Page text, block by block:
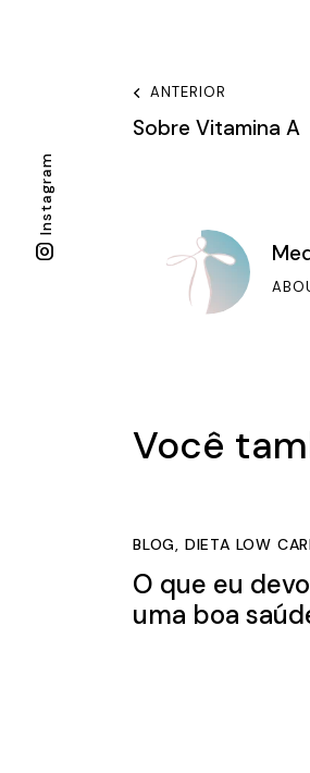
ANTERIOR
Sobre Vitamina A
Você
BLOG, DIETA LOW
O que eu
uma boa
Instagram